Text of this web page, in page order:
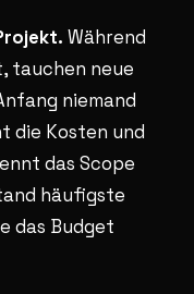
Während
tauchen neue
niemand
die Kosten und
das Scope
häufigste
das Budget